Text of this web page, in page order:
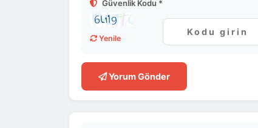
Güvenlik Kodu *
Yenile
Yorum Gönder